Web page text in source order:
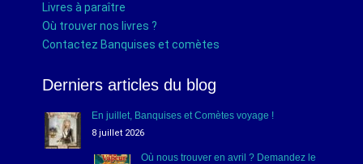
Livres à paraître
Où trouver nos livres ?
Contactez Banquises et comètes
Derniers articles du blog
En juillet, Banquises et Comètes voyage !
8 juillet 2026
Où nous trouver en avril ? Demandez le